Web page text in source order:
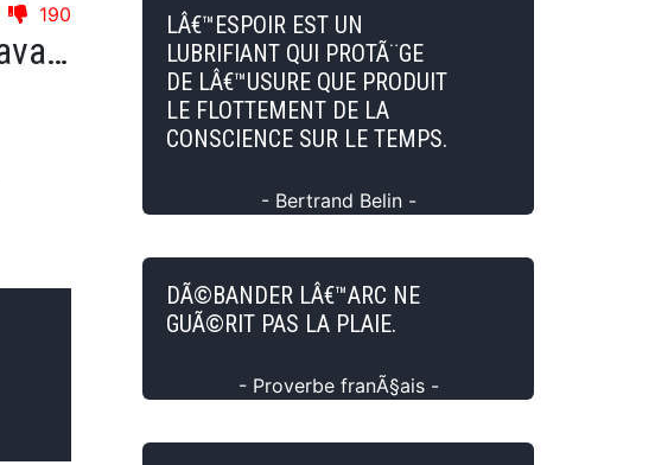
190
Le bonheur prÃ©sent n'est que la rÃ©compense des travaux passÃ©s.
LÂ€™ESPOIR EST UN
LUBRIFIANT QUI PROTÃ¨GE
DE LÂ€™USURE QUE PRODUIT
LE FLOTTEMENT DE LA
CONSCIENCE SUR LE TEMPS.
- Bertrand Belin -
DÃ©BANDER LÂ€™ARC NE
GUÃ©RIT PAS LA PLAIE.
- Proverbe franÃ§ais -